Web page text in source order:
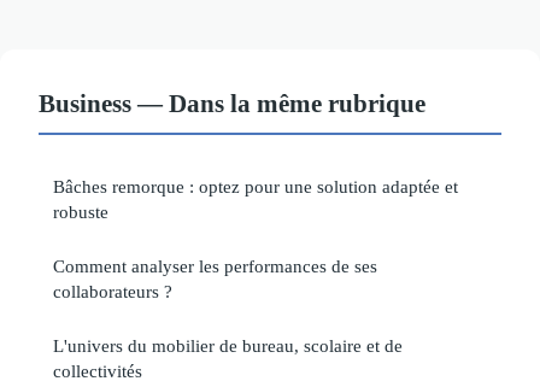
Business — Dans la même rubrique
Bâches remorque : optez pour une solution adaptée et
robuste
Comment analyser les performances de ses
collaborateurs ?
L'univers du mobilier de bureau, scolaire et de
collectivités